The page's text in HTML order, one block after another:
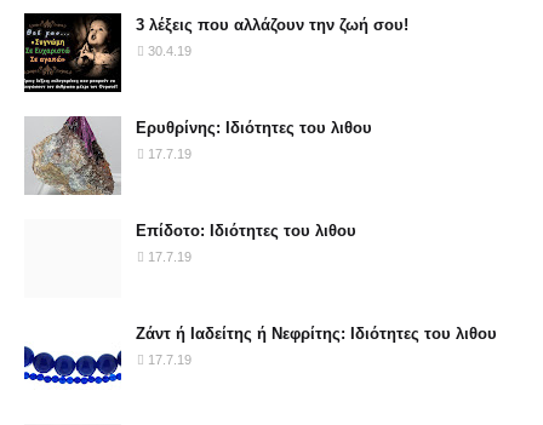
3 λέξεις που αλλάζουν την ζωή σου!
30.4.19
Ερυθρίνης: Ιδιότητες του λιθου
17.7.19
Επίδοτο: Ιδιότητες του λιθου
17.7.19
Ζάντ ή Ιαδείτης ή Νεφρίτης: Ιδιότητες του λιθου
17.7.19